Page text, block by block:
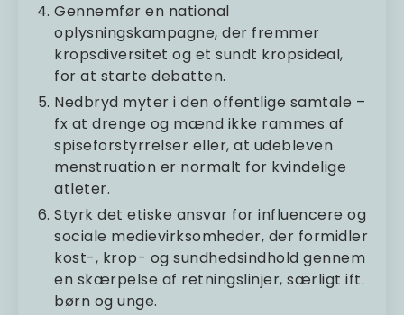
Gennemfør en national
oplysningskampagne, der fremmer
kropsdiversitet og et sundt kropsideal,
for at starte debatten.
Nedbryd myter i den offentlige samtale –
fx at drenge og mænd ikke rammes af
spiseforstyrrelser eller, at udebleven
menstruation er normalt for kvindelige
atleter.
Styrk det etiske ansvar for influencere og
sociale medievirksomheder, der formidler
kost-, krop- og sundhedsindhold gennem
en skærpelse af retningslinjer, særligt ift.
børn og unge.